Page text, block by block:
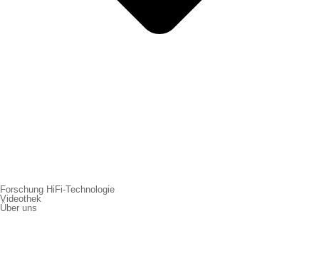
Forschung HiFi-Technologie
Videothek
Über uns